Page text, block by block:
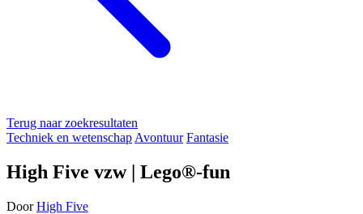
Terug naar zoekresultaten
Techniek en wetenschap Avontuur Fantasie
High Five vzw | Lego®-fun
Door High Five